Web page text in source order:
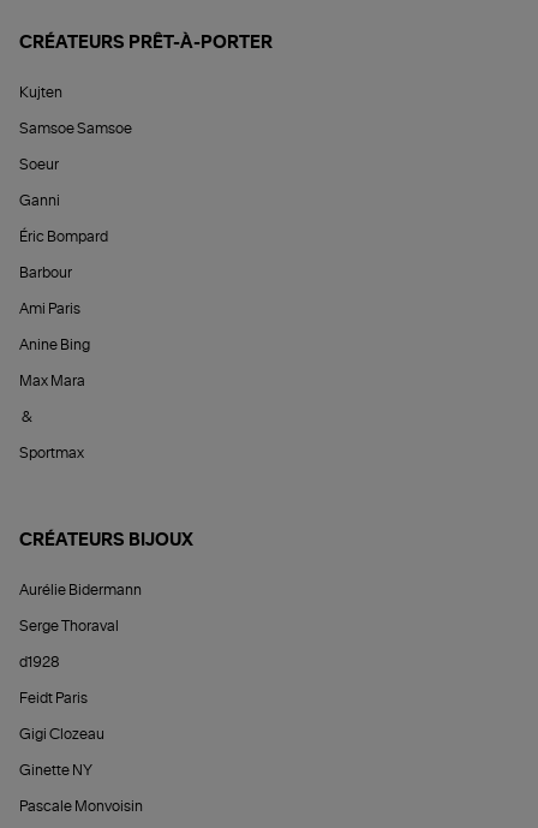
CRÉATEURS PRÊT-À-PORTER
Kujten
Samsoe Samsoe
Soeur
Ganni
Éric Bompard
Barbour
Ami Paris
Anine Bing
Max Mara
&
Sportmax
CRÉATEURS BIJOUX
Aurélie Bidermann
Serge Thoraval
d1928
Feidt Paris
Gigi Clozeau
Ginette NY
Pascale Monvoisin